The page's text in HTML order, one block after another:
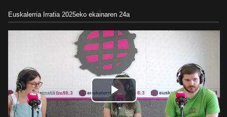
Euskalerria Irratia 2025eko ekainaren 24a